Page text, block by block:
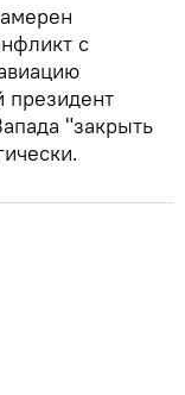
с
президент
"закрыть